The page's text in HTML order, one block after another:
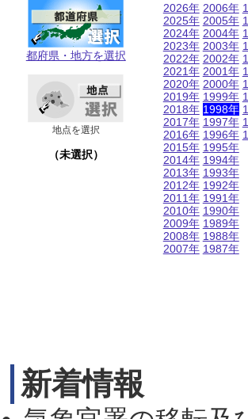
都府県・地方を選択
地点を選択
（未選択）
2026年
2025年
2024年
2023年
2022年
2021年
2020年
2019年
2018年
2017年
2016年
2015年
2014年
2013年
2012年
2011年
2010年
2009年
2008年
2007年
2006年
2005年
2004年
2003年
2002年
2001年
2000年
1999年
1998年
1997年
1996年
1995年
1994年
1993年
1992年
1991年
1990年
1989年
1988年
1987年
新着情報